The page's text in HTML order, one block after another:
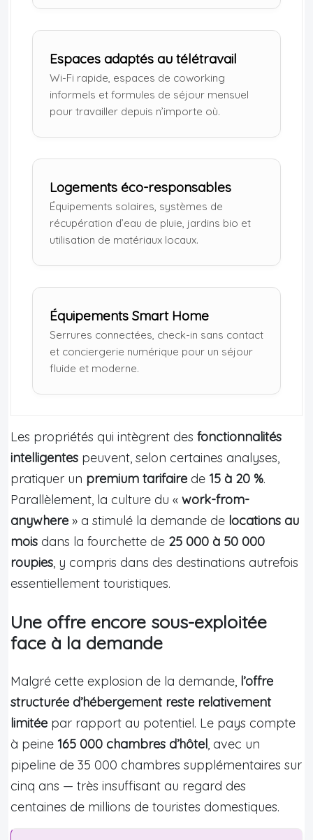
Espaces adaptés au télétravail
Wi-Fi rapide, espaces de coworking
informels et formules de séjour mensuel
pour travailler depuis n’importe où.
Logements éco-responsables
Équipements solaires, systèmes de
récupération d’eau de pluie, jardins bio et
utilisation de matériaux locaux.
Équipements Smart Home
Serrures connectées, check-in sans contact
et conciergerie numérique pour un séjour
fluide et moderne.
Les propriétés qui intègrent des fonctionnalités
intelligentes peuvent, selon certaines analyses,
pratiquer un premium tarifaire de 15 à 20 %.
Parallèlement, la culture du « work-from-
anywhere » a stimulé la demande de locations au
mois dans la fourchette de 25 000 à 50 000
roupies, y compris dans des destinations autrefois
essentiellement touristiques.
Une offre encore sous-exploitée
face à la demande
Malgré cette explosion de la demande, l’offre
structurée d’hébergement reste relativement
limitée par rapport au potentiel. Le pays compte
à peine 165 000 chambres d’hôtel, avec un
pipeline de 35 000 chambres supplémentaires sur
cinq ans — très insuffisant au regard des
centaines de millions de touristes domestiques.